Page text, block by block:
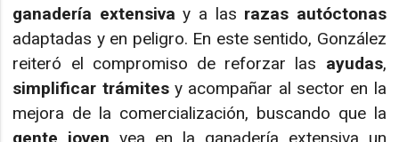
ganadería extensiva y a las razas autóctonas
adaptadas y en peligro. En este sentido, González
reiteró el compromiso de reforzar las ayudas,
simplificar trámitesy acompañar al sector en la
mejora de la comercialización, buscando que la